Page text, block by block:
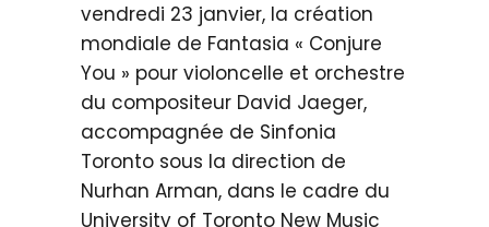
vendredi 23 janvier, la création
mondiale de Fantasia « Conjure
You » pour violoncelle et orchestre
du compositeur David Jaeger,
accompagnée de Sinfonia
Toronto sous la direction de
Nurhan Arman, dans le cadre du
University of Toronto New Music